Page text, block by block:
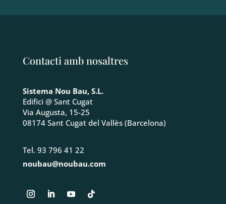
Contacti amb nosaltres
Sistema Nou Bau, S.L.
Edifici @ Sant Cugat
Via Augusta, 15-25
08174 Sant Cugat del Vallès (Barcelona)
Tel. 93 796 41 22
noubau@noubau.com